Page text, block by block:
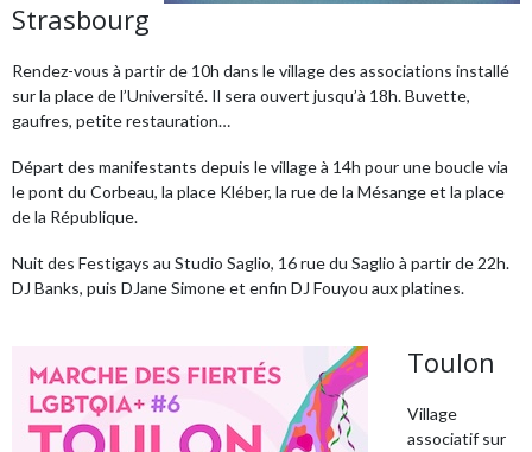
Strasbourg
Rendez-vous à partir de 10h dans le village des associations installé
sur la place de l’Université. Il sera ouvert jusqu’à 18h. Buvette,
gaufres, petite restauration…
Départ des manifestants depuis le village à 14h pour une boucle via
le pont du Corbeau, la place Kléber, la rue de la Mésange et la place
de la République.
Nuit des Festigays au Studio Saglio, 16 rue du Saglio à partir de 22h.
DJ Banks, puis DJane Simone et enfin DJ Fouyou aux platines.
Toulon
Village
associatif sur